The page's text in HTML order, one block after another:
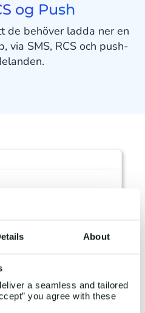
About
a seamless and tailored
you agree with these
og Push
de behöver ladda ner en
via SMS, RCS och push-